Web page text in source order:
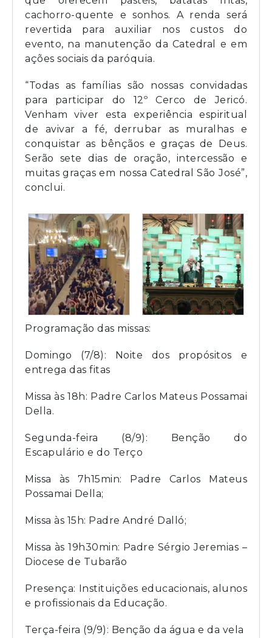
cachorro-quente e sonhos. A renda será
revertida para auxiliar nos custos do
evento, na manutenção da Catedral e em
ações sociais da paróquia.
“Todas as famílias são nossas convidadas
para participar do 12º Cerco de Jericó.
Venham viver esta experiência espiritual
de avivar a fé, derrubar as muralhas e
conquistar as bênçãos e graças de Deus.
Serão sete dias de oração, intercessão e
muitas graças em nossa Catedral São José”,
conclui.
Programação das missas:
Domingo (7/8): Noite dos propósitos e
entrega das fitas
Missa às 18h: Padre Carlos Mateus Possamai
Della.
Segunda-feira (8/9): Benção do
Escapulário e do Terço
Missa às 7h15min: Padre Carlos Mateus
Possamai Della;
Missa às 15h: Padre André Dalló;
Missa às 19h30min: Padre Sérgio Jeremias –
Diocese de Tubarão
Presença: Instituições educacionais, alunos
e profissionais da Educação.
Terça-feira (9/9): Benção da água e da vela